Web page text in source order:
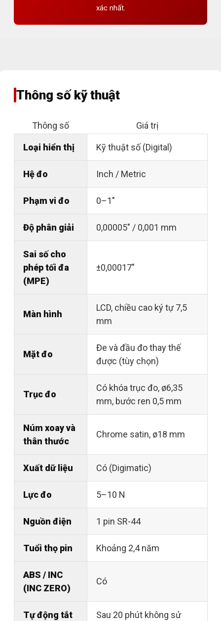
xác nhất.
Thông số kỹ thuật
Thông số Giá trị
Loại hiển thị Kỹ thuật số (Digital)
Hệ đo Inch / Metric
Phạm vi đo 0–1"
Độ phân giải 0,00005" / 0,001 mm
Sai số cho
phép tối đa
(MPE)
±0,00017"
Màn hình
LCD, chiều cao ký tự 7,5
mm
Mặt đo
Đe và đầu đo thay thế
được (tùy chọn)
Trục đo
Có khóa trục đo, ø6,35
mm, bước ren 0,5 mm
Núm xoay và
thân thước
Chrome satin, ø18 mm
Xuất dữ liệu Có (Digimatic)
Lực đo 5–10 N
Nguồn điện 1 pin SR-44
Tuổi thọ pin Khoảng 2,4 năm
ABS / INC
(INC ZERO)
Có
Tự động tắt
Sau 20 phút không sử